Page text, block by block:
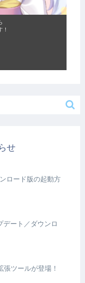
せ
ロード版の起動方
デート／ダウンロ
ツールが登場！